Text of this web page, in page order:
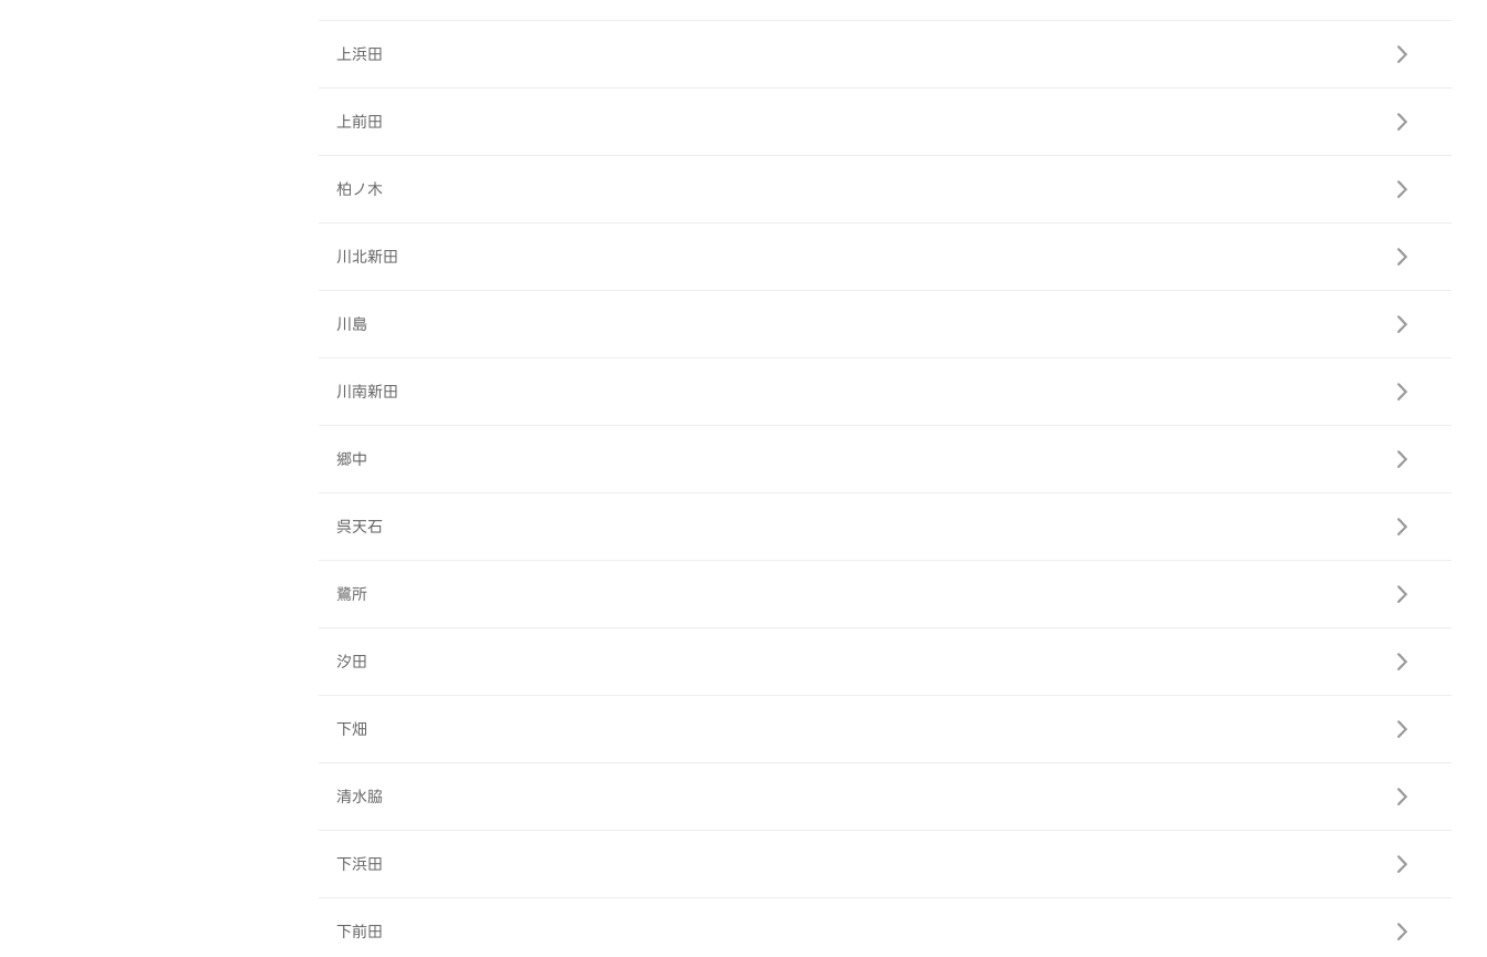
上浜田
上前田
柏ノ木
川北新田
川島
川南新田
郷中
呉天石
鷺所
汐田
下畑
清水脇
下浜田
下前田